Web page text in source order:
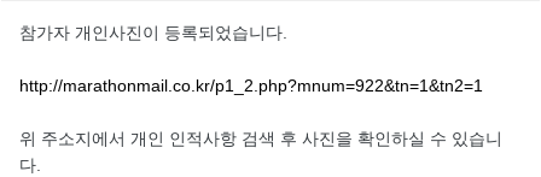
참가자 개인사진이 등록되었습니다.
http://marathonmail.co.kr/p1_2.php?mnum=922&tn=1&tn2=1
위 주소지에서 개인 인적사항 검색 후 사진을 확인하실 수 있습니
다.